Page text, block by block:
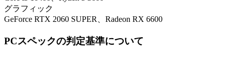
グラフィック
GeForce RTX 2060 SUPER、Radeon RX 6600
PCスペックの判定基準について